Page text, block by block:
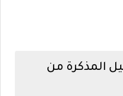
المذكرة من